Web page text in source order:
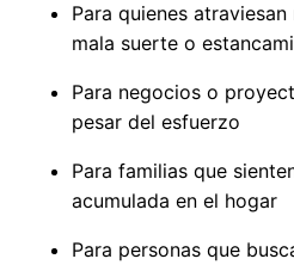
Para quienes
mala suerte o
Para negocios o
pesar del esfuerzo
Para familias que
acumulada en el hogar
Para personas que